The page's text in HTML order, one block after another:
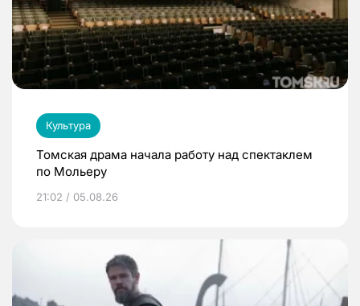
Культура
Томская драма начала работу над спектаклем
по Мольеру
21:02 / 05.08.26